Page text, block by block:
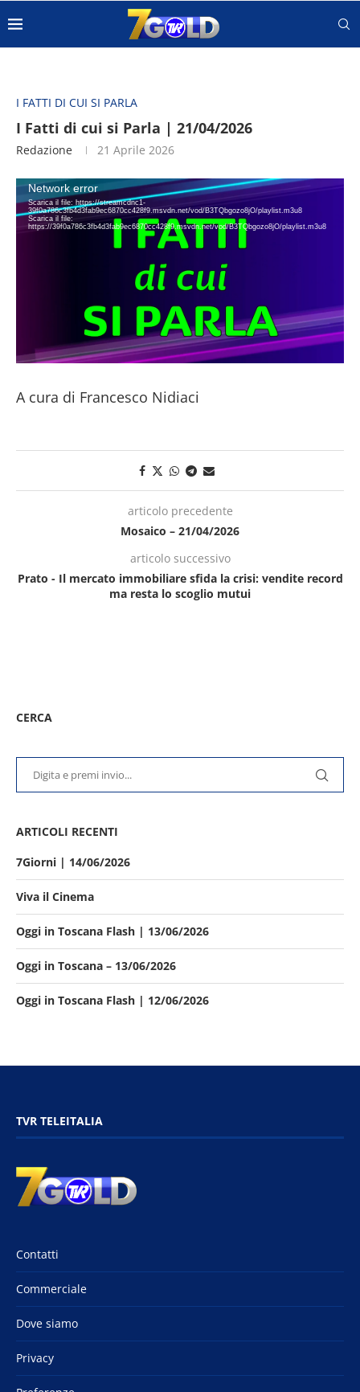
I FATTI DI CUI SI PARLA
I Fatti di cui si Parla | 21/04/2026
Redazione 21 Aprile 2026
Video
Player
Network error
Scarica il file: https://streamcdnc1-
39f0a786c3fb4d3fab9ec6870cc428f9.msvdn.net/vod/B3TQbgozo8jO/playlist.m3u8
Scarica il file:
https://39f0a786c3fb4d3fab9ec6870cc428f9.msvdn.net/vod/B3TQbgozo8jO/playlist.m3u8
A cura di Francesco Nidiaci
articolo precedente
Mosaico – 21/04/2026
articolo successivo
Prato - Il mercato immobiliare sfida la crisi: vendite record
ma resta lo scoglio mutui
CERCA
ARTICOLI RECENTI
7Giorni | 14/06/2026
Viva il Cinema
Oggi in Toscana Flash | 13/06/2026
Oggi in Toscana – 13/06/2026
Oggi in Toscana Flash | 12/06/2026
TVR TELEITALIA
Contatti
Commerciale
Dove siamo
Privacy